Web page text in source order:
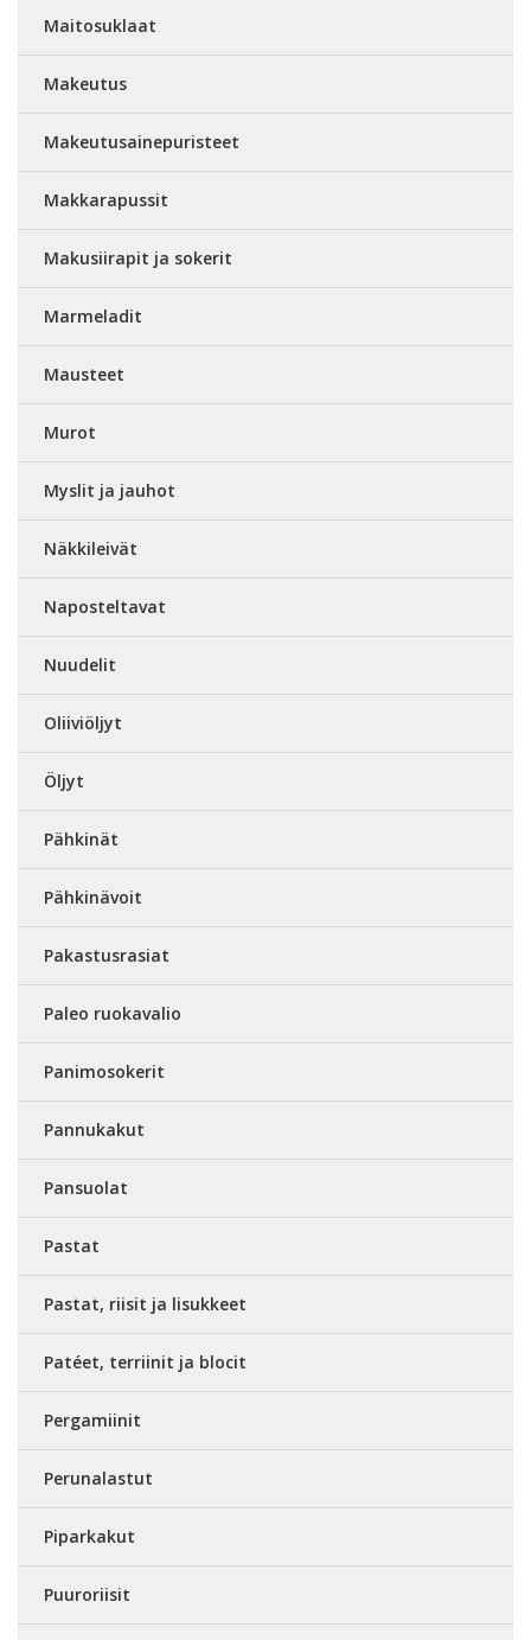
Maitosuklaat
Makeutus
Makeutusainepuristeet
Makkarapussit
Makusiirapit ja sokerit
Marmeladit
Mausteet
Murot
Myslit ja jauhot
Näkkileivät
Naposteltavat
Nuudelit
Oliiviöljyt
Öljyt
Pähkinät
Pähkinävoit
Pakastusrasiat
Paleo ruokavalio
Panimosokerit
Pannukakut
Pansuolat
Pastat
Pastat, riisit ja lisukkeet
Patéet, terriinit ja blocit
Pergamiinit
Perunalastut
Piparkakut
Puuroriisit